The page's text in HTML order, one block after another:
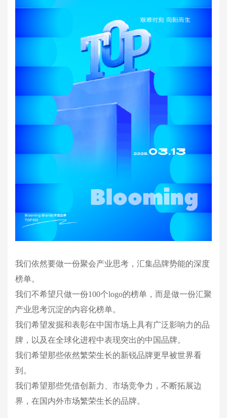
我们依然要做一份聚会产业思考，汇集品牌势能的深度
榜单。
我们不希望只做一份100个logo的榜单，而是做一份汇聚
产业思考沉淀的内容化榜单。
我们希望发掘和表彰在中国市场上具有广泛影响力的品
牌，以及在全球化进程中表现突出的中国品牌。
我们希望那些依然繁荣生长的新锐品牌更早被世界看
到。
我们希望那些凭借创新力、市场竞争力，不断拓展边
界，在国内外市场繁荣生长的品牌。